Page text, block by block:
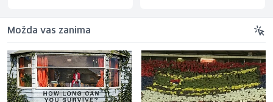
Možda vas zanima